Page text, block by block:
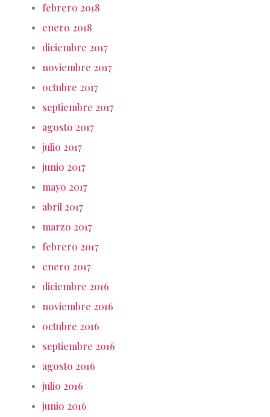
febrero 2018
enero 2018
diciembre 2017
noviembre 2017
octubre 2017
septiembre 2017
agosto 2017
julio 2017
junio 2017
mayo 2017
abril 2017
marzo 2017
febrero 2017
enero 2017
diciembre 2016
noviembre 2016
octubre 2016
septiembre 2016
agosto 2016
julio 2016
junio 2016